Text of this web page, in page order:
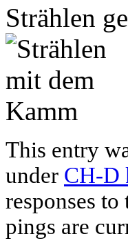
Strählen
This entry
under CH-D
responses
pings are